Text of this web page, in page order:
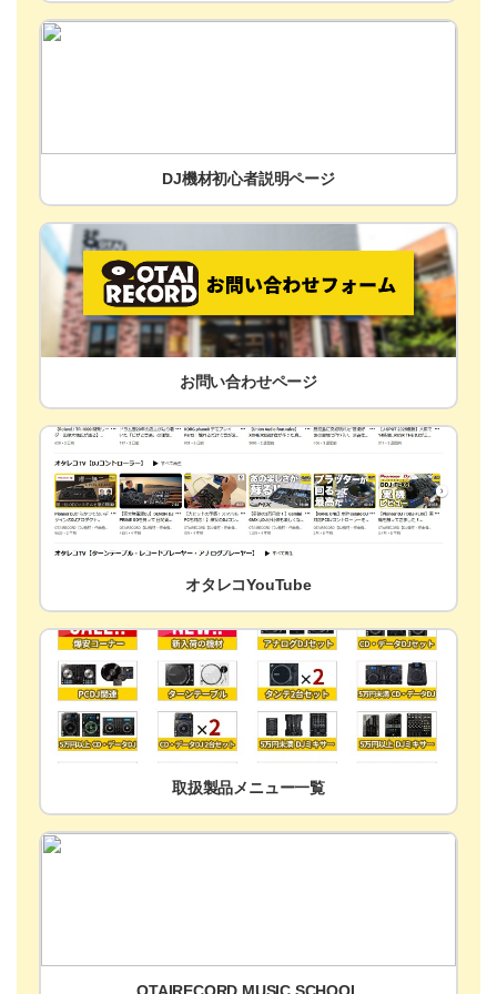
DJ機材初心者説明ページ
お問い合わせページ
オタレコYouTube
取扱製品メニュー一覧
OTAIRECORD MUSIC SCHOOL